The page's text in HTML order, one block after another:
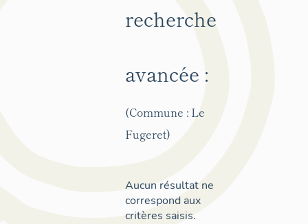
recherche
avancée :
(Commune : Le
Fugeret)
Aucun résultat ne
correspond aux
critères saisis.